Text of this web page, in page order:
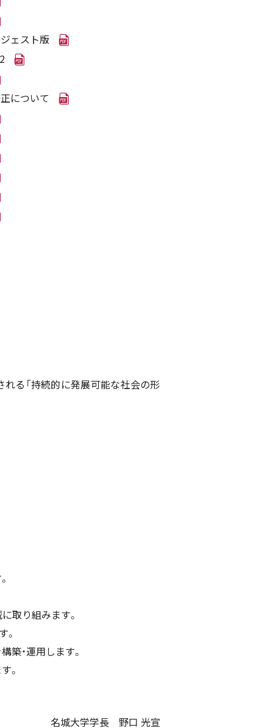
ェスト版
について
る「持続的に発展可能な社会の形
取り組みます。
。
築・運用します。
。
名城大学学長 野口 光宣